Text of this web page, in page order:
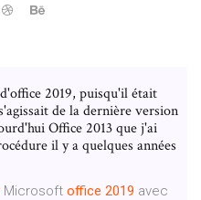
2019, puisqu'il était
de la dernière version
Office 2013 que j'ai
il y a quelques années
Microsoft office 2019 avec